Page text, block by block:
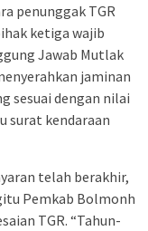
penunggak TGR
ketiga wajib
Jawab Mutlak
jaminan
sesuai dengan nilai
surat kendaraan
telah berakhir,
Pemkab Bolmonh
TGR. “Tahun-